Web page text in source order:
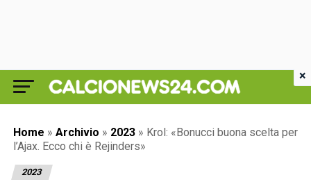
Home » Archivio » 2023 » Krol: «Bonucci buona scelta per
l’Ajax. Ecco chi è Rejinders»
2023
×